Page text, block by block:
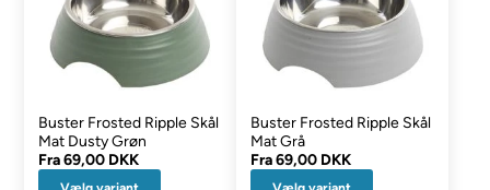
Buster Frosted Ripple Skål
Mat Dusty Grøn
Fra69,00 DKK
Buster Frosted Ripple Skål
Mat Grå
Fra69,00 DKK